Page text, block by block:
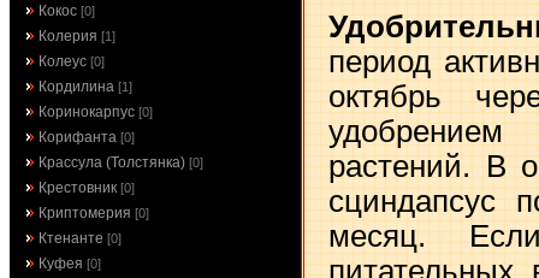
Кокос [0]
Колерия [1]
Колеус [0]
Кордилина [1]
Коринокарпус [0]
Корифанта [0]
Крассула (Толстянка) [0]
Крестовник [0]
Криптомерия [0]
Ктенанте [0]
Куфея [0]
период
октябрь
растений. В
сциндапсус
месяц.